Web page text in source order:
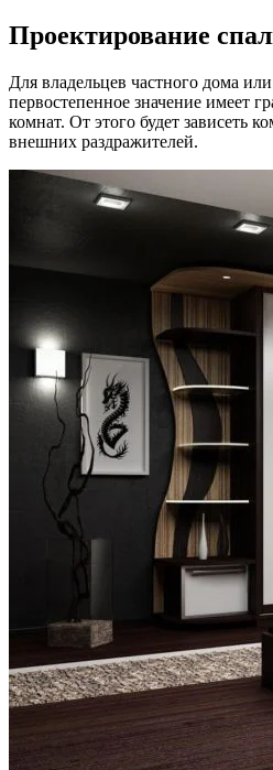
Проектирование
Для владельцев частного дома
первостепенное значение имеет
комнат. От этого будет зависеть
внешних раздражителей.